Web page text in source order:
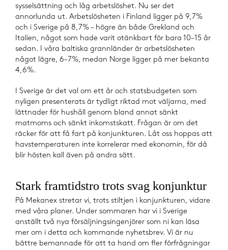
sysselsättning och låg arbetslöshet. Nu ser det
annorlunda ut. Arbetslösheten i Finland ligger på 9,7%
och i Sverige på 8,7% – högre än både Grekland och
Italien, något som hade varit otänkbart för bara 10–15 år
sedan. I våra baltiska grannländer är arbetslösheten
något lägre, 6–7%, medan Norge ligger på mer bekanta
4,6%.
I Sverige är det val om ett år och statsbudgeten som
nyligen presenterats är tydligt riktad mot väljarna, med
lättnader för hushåll genom bland annat sänkt
matmoms och sänkt inkomstskatt. Frågan är om det
räcker för att få fart på konjunkturen. Låt oss hoppas att
havstemperaturen inte korrelerar med ekonomin, för då
blir hösten kall även på andra sätt.
Stark framtidstro trots svag konjunktur
På Mekanex stretar vi, trots stiltjen i konjunkturen, vidare
med våra planer. Under sommaren har vi i Sverige
anställt två nya försäljningsingenjörer som ni kan läsa
mer om i detta och kommande nyhetsbrev. Vi är nu
bättre bemannade för att ta hand om fler förfrågningar